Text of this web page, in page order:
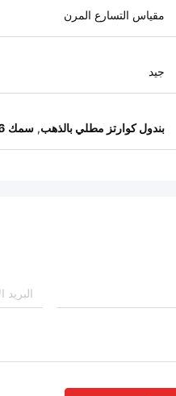
مقياس التسارع المرن
جيد
بندول كوارتز مطلي بالذهب, سمك 0.76 مم بندول كوارتز